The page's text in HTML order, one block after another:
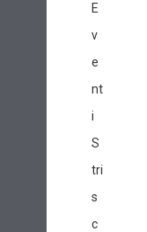
E
v
e
nt
i
S
tri
s
c